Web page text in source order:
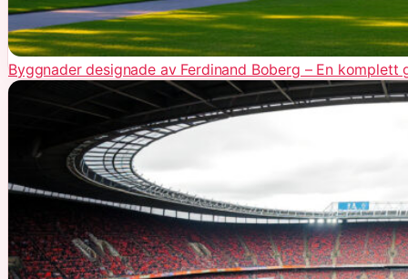
Byggnader designade av Ferdinand Boberg – En komplett